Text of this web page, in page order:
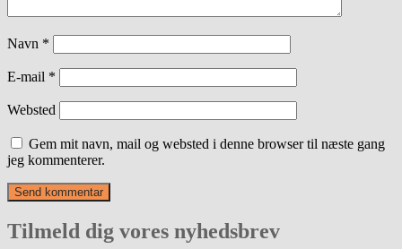
Navn *
E-mail *
Websted
Gem mit navn, mail og websted i denne browser til næste gang
jeg kommenterer.
Tilmeld dig vores nyhedsbrev